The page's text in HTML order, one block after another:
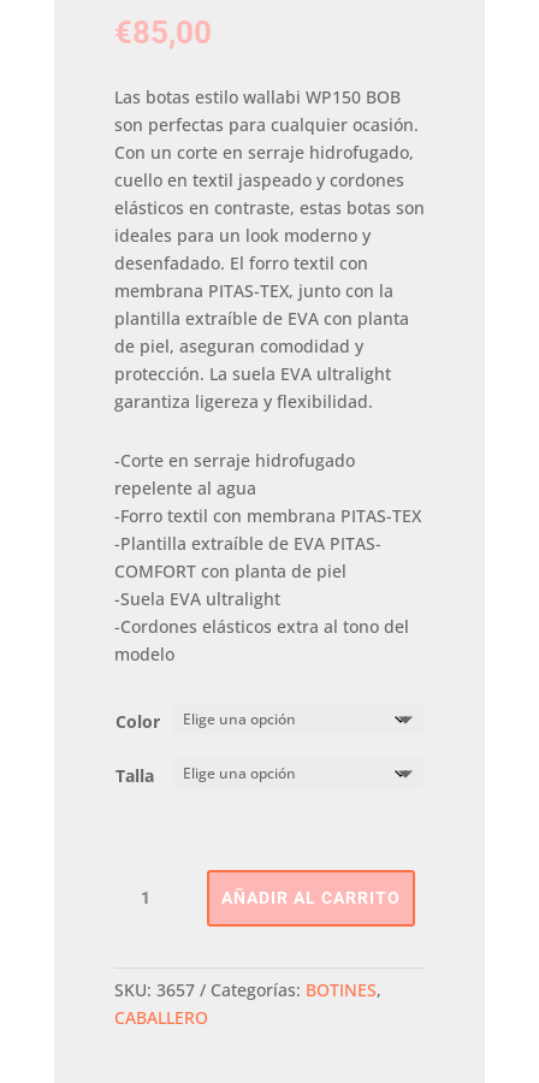
€85,00
Las botas estilo wallabi WP150 BOB
son perfectas para cualquier ocasión.
Con un corte en serraje hidrofugado,
cuello en textil jaspeado y cordones
elásticos en contraste, estas botas son
ideales para un look moderno y
desenfadado. El forro textil con
membrana PITAS-TEX, junto con la
plantilla extraíble de EVA con planta
de piel, aseguran comodidad y
protección. La suela EVA ultralight
garantiza ligereza y flexibilidad.
-Corte en serraje hidrofugado
repelente al agua
-Forro textil con membrana PITAS-TEX
-Plantilla extraíble de EVA PITAS-
COMFORT con planta de piel
-Suela EVA ultralight
-Cordones elásticos extra al tono del
modelo
Color
Talla
WALLABI
AÑADIR AL CARRITO
SKU: 3657 Categorías: BOTINES,
CABALLERO